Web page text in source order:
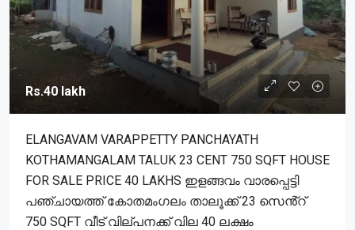
Rs.40 lakh
ELANGAVAM VARAPPETTY PANCHAYATH
KOTHAMANGALAM TALUK 23 CENT 750 SQFT HOUSE
FOR SALE PRICE 40 LAKHS ഇളങ്ങവം വാരപ്പെട്ടി
പഞ്ചായത്ത് കോതമംഗലം താലൂക്ക് 23 സെൻ്റ്
750 SQFT വീട് വില്പനക്ക് വില 40 ലക്ഷം